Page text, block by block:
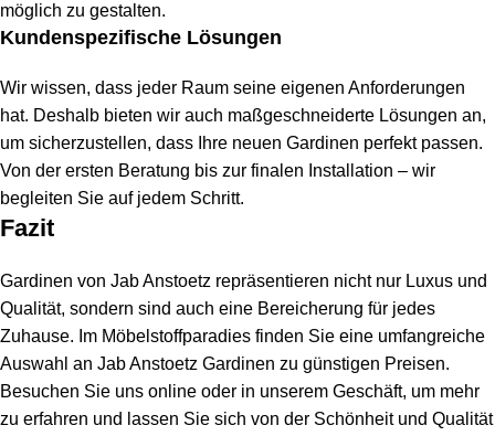
möglich zu gestalten.
Kundenspezifische Lösungen
Wir wissen, dass jeder Raum seine eigenen Anforderungen
hat. Deshalb bieten wir auch maßgeschneiderte Lösungen an,
um sicherzustellen, dass Ihre neuen Gardinen perfekt passen.
Von der ersten Beratung bis zur finalen Installation – wir
begleiten Sie auf jedem Schritt.
Fazit
Gardinen von Jab Anstoetz repräsentieren nicht nur Luxus und
Qualität, sondern sind auch eine Bereicherung für jedes
Zuhause. Im Möbelstoffparadies finden Sie eine umfangreiche
Auswahl an Jab Anstoetz Gardinen zu günstigen Preisen.
Besuchen Sie uns online oder in unserem Geschäft, um mehr
zu erfahren und lassen Sie sich von der Schönheit und Qualität